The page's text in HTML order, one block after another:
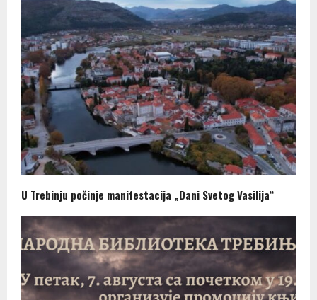
U Trebinju počinje manifestacija „Dani Svetog Vasilija“